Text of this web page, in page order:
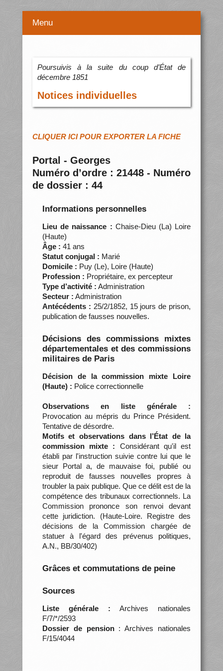
Menu
Poursuivis à la suite du coup d’État de
décembre 1851
Notices individuelles
CLIQUER ICI POUR EXPORTER LA FICHE
Portal - Georges
Numéro d’ordre : 21448 - Numéro
de dossier : 44
Informations personnelles
Lieu de naissance : Chaise-Dieu (La) Loire
(Haute)
Âge : 41 ans
Statut conjugal : Marié
Domicile : Puy (Le), Loire (Haute)
Profession : Propriétaire, ex percepteur
Type d’activité : Administration
Secteur : Administration
Antécédents : 25/2/1852, 15 jours de prison,
publication de fausses nouvelles.
Décisions des commissions mixtes
départementales et des commissions
militaires de Paris
Décision de la commission mixte Loire
(Haute) : Police correctionnelle
Observations en liste générale :
Provocation au mépris du Prince Président.
Tentative de désordre.
Motifs et observations dans l’État de la
commission mixte : Considérant qu'il est
établi par l'instruction suivie contre lui que le
sieur Portal a, de mauvaise foi, publié ou
reproduit de fausses nouvelles propres à
troubler la paix publique. Que ce délit est de la
compétence des tribunaux correctionnels. La
Commission prononce son renvoi devant
cette juridiction. (Haute-Loire. Registre des
décisions de la Commission chargée de
statuer à l'égard des prévenus politiques,
A.N., BB/30/402)
Grâces et commutations de peine
Sources
Liste générale : Archives nationales
F/7/*/2593
Dossier de pension: Archives nationales
F/15/4044